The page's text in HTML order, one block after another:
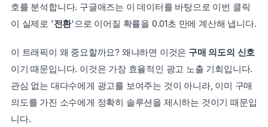
호를 분석합니다. 구글애즈는 이 데이터를 바탕으로 이번 클릭
이 실제로 '전환'으로 이어질 확률을 0.01초 만에 계산해 냅니다.
이 트래픽이 왜 중요할까요? 왜냐하면 이것은 구매 의도의 신호
이기 때문입니다. 이것은 가장 효율적인 광고 노출 기회입니다.
관심 없는 대다수에게 광고를 보여주는 것이 아니라, 이미 구매
의도를 가진 소수에게 정확히 솔루션을 제시하는 것이기 때문입
니다.